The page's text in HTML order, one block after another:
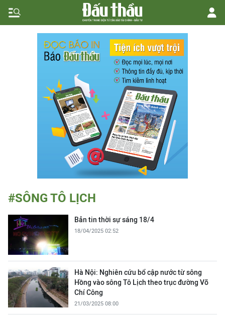
#SÔNG TÔ LỊCH
Bản tin thời sự sáng 18/4
18/04/2025 02:52
Hà Nội: Nghiên cứu bổ cập nước từ sông
Hồng vào sông Tô Lịch theo trục đường Võ
Chí Công
21/03/2025 08:00